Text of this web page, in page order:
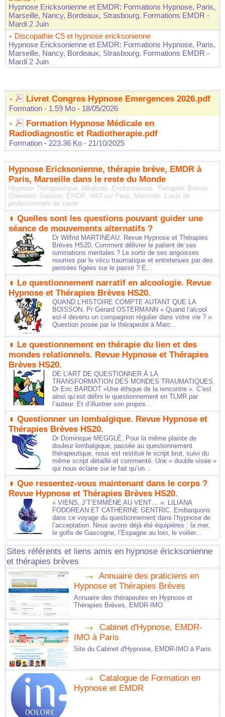
Hypnose Ericksonienne et EMDR: Formations Hypnose, Paris,
Marseille, Nancy, Bordeaux, Strasbourg. Formations EMDR -
Mardi 2 Juin
Discopathie C5 et hypnose ericksonienne
Hypnose Ericksonienne et EMDR: Formations Hypnose, Paris,
Marseille, Nancy, Bordeaux, Strasbourg. Formations EMDR -
Mardi 2 Juin
Livret Congres Hypnose Emergences 2026.pdf
Formation - 1.59 Mo - 18/05/2026
Formation Hypnose Médicale en
Radiodiagnostic et Radiotherapie.pdf
Formation - 223.36 Ko - 21/10/2025
Hypnose Ericksonienne, thérapie brève, EMDR à
Paris, Marseille dans le reste du Monde
Hypnose Thérapeutique, Médicale, Ericksonienne, Thérapies Brèves
Orientées Solution, EMDR, IMO sur Paris, Marseille. L'avis de
professionnels de santé
Quelles sont les questions pouvant guider une
séance de mouvements alternatifs ?
Dr Wilfrid MARTINEAU. Revue Hypnose et Thérapies
Brèves HS20. Comment délivrer le patient de ses
ruminations mentales ? Le sortir de ses angoisses
nourries par le vécu traumatique et entretenues par des
pensées figées sur le passé ? E...
Le questionnement narratif en alcoologie. Revue
Hypnose et Thérapies Brèves HS20.
QUAND L’HISTOIRE COMPTE AUTANT QUE LA
BOISSON. Pr Gérard OSTERMANN « Quand l’alcool
est-il devenu un compagnon régulier dans votre vie ? ».
Question posée par le thérapeute à Marc...
Le questionnement en thérapie du lien et des
mondes relationnels. Revue Hypnose et Thérapies
Brèves HS20.
DE L’ART DE QUESTIONNER À LA
TRANSFORMATION DES MONDES TRAUMATIQUES.
Dr Eric BARDOT «Une éthique de la rencontre ». C’est
ainsi qu’est défini le questionnement en TLMR par
l’auteur. Et d’illustrer son propos...
Questionner un lombalgique. Revue Hypnose et
Thérapies Brèves HS20.
Dr Dominique MEGGLÉ. Pour la même plainte de
douleur lombalgique, passée au questionnement
thérapeutique, nous est restitué le script brut, suivi du
même script détaillé et commenté. Une « double visée »
qui nous éclaire sur le fait qu’un...
Que ressentez-vous maintenant dans le corps ?
Revue Hypnose et Thérapies Brèves HS20.
« VIENS, J’T’EMMÈNE AU VENT… ». LILIANA
FODOREAN ET CATHERINE GENTRIC. Embarquons
dans ce voyage du questionnement dans l’hypnose de
l’acceptation. Nous avons déjà été équipières : la mer,
le golfe de Gascogne, l’Espagne au loin, le voilier...
Sites référents et liens amis en hypnose éricksonienne
et thérapies brèves
Annuaire des praticiens en
Hypnose et Thérapies Brèves
Annuaire des thérapeutes en Hypnose et
Thérapies Brèves, EMDR-IMO
Cabinet d'Hypnose, EMDR-
IMO à Paris
Site du Cabinet d'Hypnose, EMDR-IMO à Paris
Catalogue de Formation en
Hypnose et EMDR